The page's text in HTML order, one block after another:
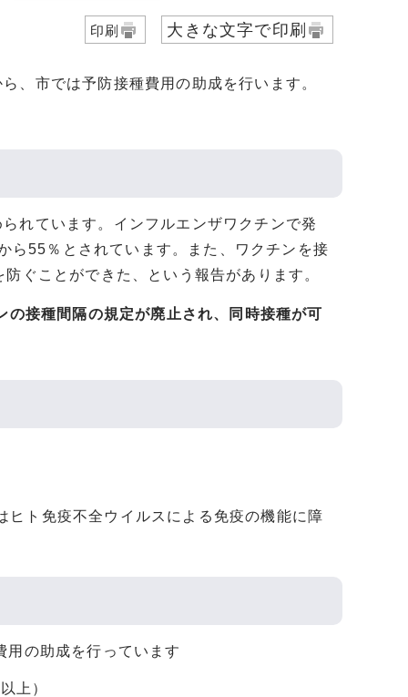
印刷 大きな文字で印刷
、市では予防接種費用の助成を行います。
れています。インフルエンザワクチンで発
ら55％とされています。また、ワクチンを接
ぐことができた、という報告があります。
接種間隔の規定が廃止され、同時接種が可
ト免疫不全ウイルスによる免疫の機能に障
用の助成を行っています
以上）